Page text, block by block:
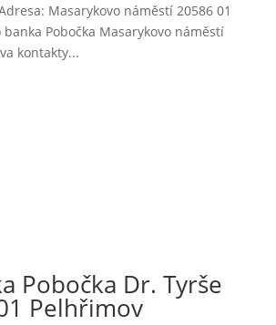
Masarykovo náměstí 20586 01
banka Pobočka Masarykovo náměstí
kontakty...
Pobočka Dr. Tyrše
Pelhřimov